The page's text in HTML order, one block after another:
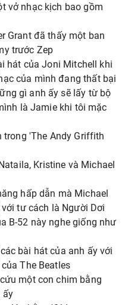
vở nhạc kịch bao gồm
Grant đã thấy một ban
trước Zep
hát của Joni Mitchell khi
của mình đang thất bại
gì anh ấy sẽ lấy từ bộ
là Jamie khi tôi mặc
trong 'The Andy Griffith
Kristine và Michael
hấp dẫn mà Michael
tư cách là Người Dơi
B-52 này nghe giống như
bài hát của anh ấy với
The Beatles
một con chim bằng
ấy